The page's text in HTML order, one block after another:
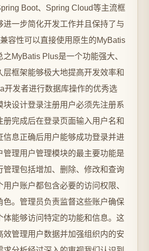
Boot、Spring Cloud等主流框
进一步简化开发工作并且保持了与
容性可以直接使用原生的MyBatis
MyBatis Plus是一个功能强大、
层框架能够极大地提高开发效率和
开发者进行数据库操作的优秀选
块设计登录注册用户必须先注册系
册完成后在登录页面输入用户名和
信息正确后用户能够成功登录并进
管理用户管理模块的最主要功能是
管理包括增加、删除、修改和查询
户账户都包含必要的访问权限、
色。管理员负责监督这些账户确保
体能够访问特定的功能和信息。这
效管理用户数据并加强组织内的安